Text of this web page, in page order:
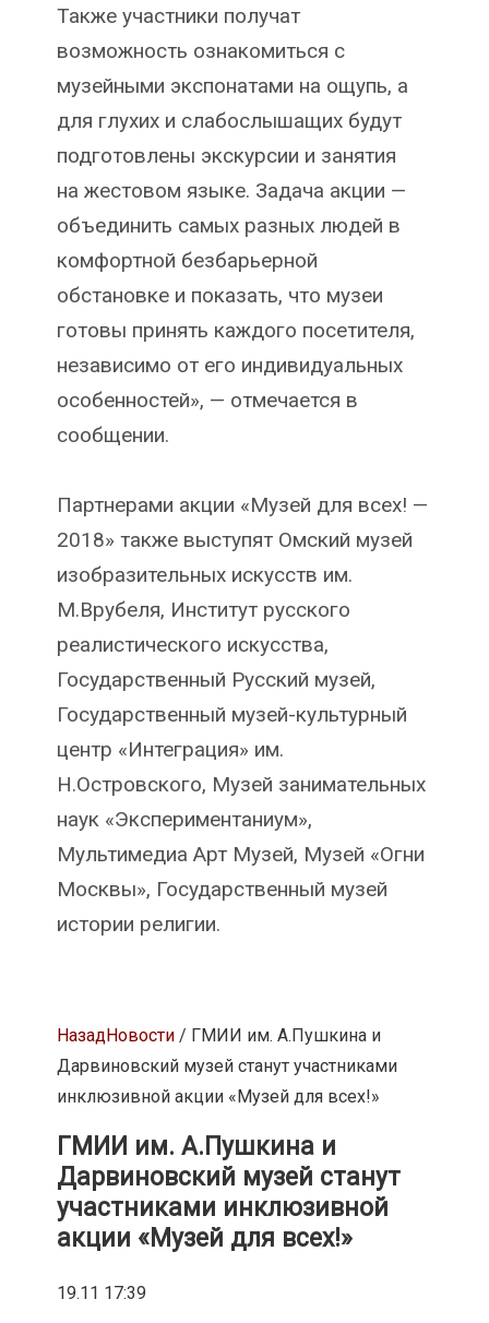
Также участники получат
возможность ознакомиться с
музейными экспонатами на ощупь, а
для глухих и слабослышащих будут
подготовлены экскурсии и занятия
на жестовом языке. Задача акции —
объединить самых разных людей в
комфортной безбарьерной
обстановке и показать, что музеи
готовы принять каждого посетителя,
независимо от его индивидуальных
особенностей», — отмечается в
сообщении.
Партнерами акции «Музей для всех! —
2018» также выступят Омский музей
изобразительных искусств им.
М.Врубеля, Институт русского
реалистического искусства,
Государственный Русский музей,
Государственный музей-культурный
центр «Интеграция» им.
Н.Островского, Музей занимательных
наук «Экспериментаниум»,
Мультимедиа Арт Музей, Музей «Огни
Москвы», Государственный музей
истории религии.
НазадНовости/ ГМИИ им. А.Пушкина и
Дарвиновский музей станут участниками
инклюзивной акции «Музей для всех!»
ГМИИ им. А.Пушкина и
Дарвиновский музей станут
участниками инклюзивной
акции «Музей для всех!»
19.11 17:39